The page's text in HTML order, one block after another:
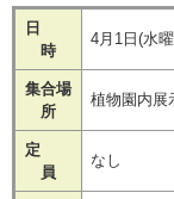
日
時
4月1日(水
集合場
所
植物園内展
定
員
なし